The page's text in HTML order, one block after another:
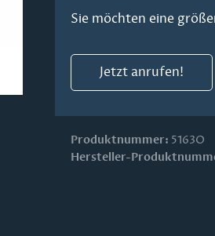
Sie möchten eine
Jetzt anrufen!
Produktnummer: 5163O
Hersteller-